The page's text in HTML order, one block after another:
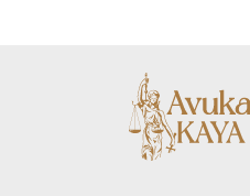
takibini, ivedilikle ve titizlikle